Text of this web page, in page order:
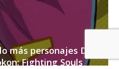
más personajes DLC
Fighting Souls